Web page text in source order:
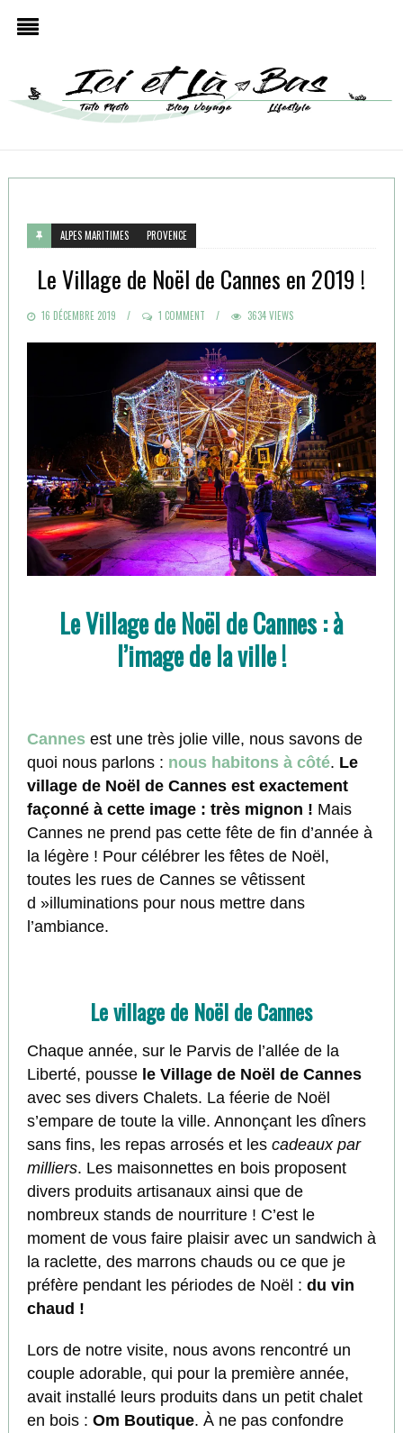
ALPES MARITIMES PROVENCE
Le Village de Noël de Cannes en 2019 !
POSTED
16 DÉCEMBRE 2019 1 COMMENT 3634 VIEWS
Le Village de Noël de Cannes : à
l’image de la ville !
Cannesest une très jolie ville, nous savons de
quoi nous parlons : nous habitons à côté. Le
village de Noël de Cannes est exactement
façonné à cette image : très mignon ! Mais
Cannes ne prend pas cette fête de fin d’année à
la légère ! Pour célébrer les fêtes de Noël,
toutes les rues de Cannes se vêtissent
d »illuminations pour nous mettre dans
l’ambiance.
Le village de Noël de Cannes
Chaque année, sur le Parvis de l’allée de la
Liberté, pousse le Village de Noël de Cannes
avec ses divers Chalets. La féerie de Noël
s’empare de toute la ville. Annonçant les dîners
sans fins, les repas arrosés et les cadeaux par
milliers. Les maisonnettes en bois proposent
divers produits artisanaux ainsi que de
nombreux stands de nourriture ! C’est le
moment de vous faire plaisir avec un sandwich à
la raclette, des marrons chauds ou ce que je
préfère pendant les périodes de Noël : du vin
chaud !
Lors de notre visite, nous avons rencontré un
couple adorable, qui pour la première année,
avait installé leurs produits dans un petit chalet
en bois : Om Boutique. À ne pas confondre